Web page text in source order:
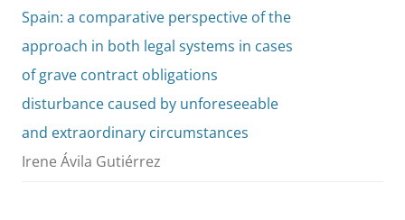
Spain: a comparative perspective of the
approach in both legal systems in cases
of grave contract obligations
disturbance caused by unforeseeable
and extraordinary circumstances
Irene Ávila Gutiérrez